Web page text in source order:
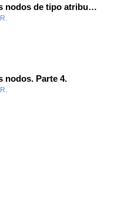
1.4. Acceso a los nodos de tipo atributo. Parte 4.
nodos. Parte 4.